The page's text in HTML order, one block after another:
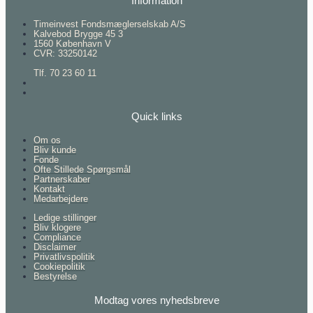
Timeinvest Fondsmæglerselskab A/S
Kalvebod Brygge 45 3
1560 København V
CVR: 33250142
Tlf. 70 23 60 11
Quick links
Om os
Bliv kunde
Fonde
Ofte Stillede Spørgsmål
Partnerskaber
Kontakt
Medarbejdere
Ledige stillinger
Bliv klogere
Compliance
Disclaimer
Privatlivspolitik
Cookiepolitik
Bestyrelse
Modtag vores nyhedsbreve